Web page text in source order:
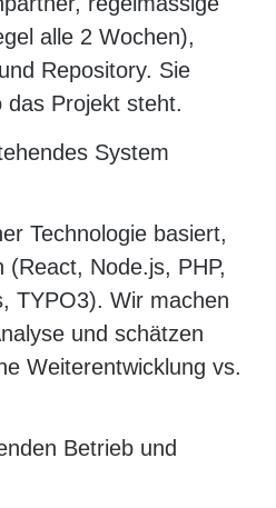
alle 2 Wochen),
Repository. Sie
das Projekt steht.
System
Technologie basiert,
Node.js, PHP,
TYPO3). Wir machen
und schätzen
Weiterentwicklung vs.
Betrieb und